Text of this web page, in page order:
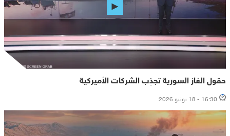
حقول الغاز السورية تجذِب الشركات الأميركية
16:30 - 18 يونيو 2026